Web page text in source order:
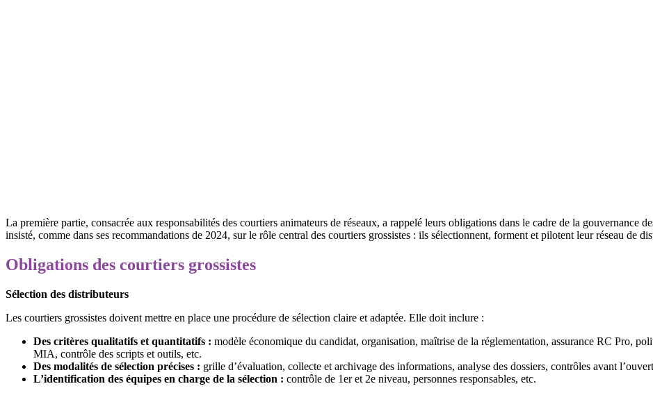
La première partie, consacrée aux responsabilités des courtiers animateurs de réseaux, a rappelé leurs obligations dans le cadre de la gouvernance
insisté, comme dans ses recommandations de 2024, sur le rôle central des courtiers grossistes : ils sélectionnent, forment et pilotent leur réseau de
Obligations des courtiers grossistes
Sélection des distributeurs
Les courtiers grossistes doivent mettre en place une procédure de sélection claire et adaptée. Elle doit inclure :
Des critères qualitatifs et quantitatifs : modèle économique du candidat, organisation, maîtrise de la réglementation, assurance RC Pro,
MIA, contrôle des scripts et outils, etc.
Des modalités de sélection précises : grille d’évaluation, collecte et archivage des informations, analyse des dossiers, contrôles avant
L’identification des équipes en charge de la sélection : contrôle de 1er et 2e niveau, personnes responsables, etc.